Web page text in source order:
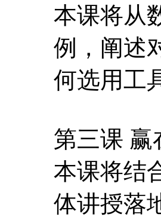
本课将从
例，阐述
何选用工
第三课
本课将结
体讲授落